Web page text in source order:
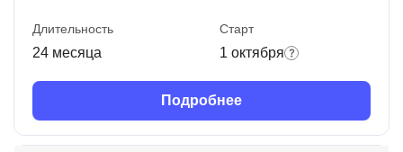
Длительность
24 месяца
Старт
1 октября
Подробнее